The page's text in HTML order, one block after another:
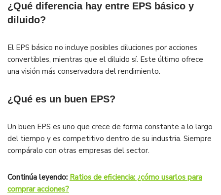
¿Qué diferencia hay entre EPS básico y
diluido?
El EPS básico no incluye posibles diluciones por acciones
convertibles, mientras que el diluido sí. Este último ofrece
una visión más conservadora del rendimiento.
¿Qué es un buen EPS?
Un buen EPS es uno que crece de forma constante a lo largo
del tiempo y es competitivo dentro de su industria. Siempre
compáralo con otras empresas del sector.
Continúa leyendo: Ratios de eficiencia: ¿cómo usarlos para
comprar acciones?